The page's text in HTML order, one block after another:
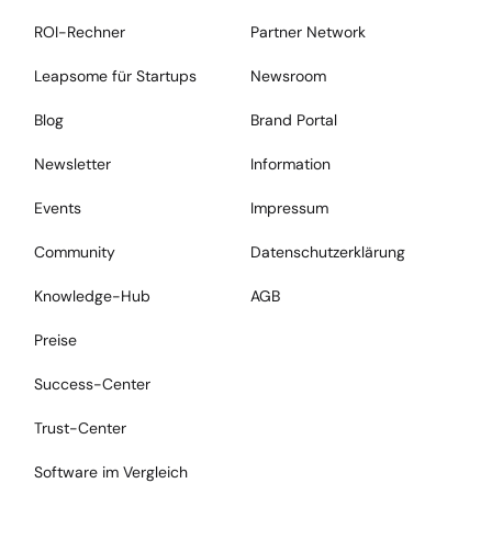
ROI-Rechner
Leapsome für Startups
Blog
Newsletter
Events
Community
Knowledge-Hub
Preise
Success-Center
Trust-Center
Software im Vergleich
Partner Network
Newsroom
Brand Portal
Information
Impressum
Datenschutzerklärung
AGB